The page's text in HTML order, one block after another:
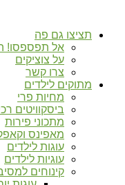
תציצו גם פה
אל תפספסו!
על צוציקים
צרו קשר
מתוקים לילדים
מחיות פרי
ביסקוויטים
מתכוני פירות
מאפינס
עוגות לילדים
עוגיות לילדים
קינוחים